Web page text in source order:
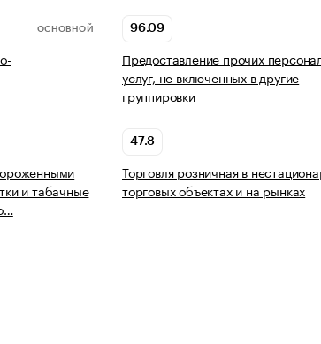
ОСНОВНОЙ 96.09
Предоставление прочих
услуг, не включенных в другие
группировки
и табачные
47.8
Торговля розничная в
торговых объектах и на рынках